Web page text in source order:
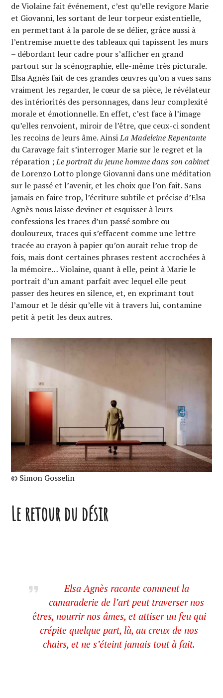
de Violaine fait événement, c’est qu’elle revigore Marie
et Giovanni, les sortant de leur torpeur existentielle,
en permettant à la parole de se délier, grâce aussi à
l’entremise muette des tableaux qui tapissent les murs
– débordant leur cadre pour s’afficher en grand
partout sur la scénographie, elle-même très picturale.
Elsa Agnès fait de ces grandes œuvres qu’on a vues sans
vraiment les regarder, le cœur de sa pièce, le révélateur
des intériorités des personnages, dans leur complexité
morale et émotionnelle. En effet, c’est face à l’image
qu’elles renvoient, miroir de l’être, que ceux-ci sondent
les recoins de leurs âme. AinsiLa Madeleine Repentante
du Caravage fait s’interroger Marie sur le regret et la
réparation ;Le portrait du jeune homme dans son cabinet
de Lorenzo Lotto plonge Giovanni dans une méditation
sur le passé et l’avenir, et les choix que l’on fait. Sans
jamais en faire trop, l’écriture subtile et précise d’Elsa
Agnès nous laisse deviner et esquisser à leurs
confessions les traces d’un passé sombre ou
douloureux, traces qui s’effacent comme une lettre
tracée au crayon à papier qu’on aurait relue trop de
fois, mais dont certaines phrases restent accrochées à
la mémoire… Violaine, quant à elle, peint à Marie le
portrait d’un amant parfait avec lequel elle peut
passer des heures en silence, et, en exprimant tout
l’amour et le désir qu’elle vit à travers lui, contamine
petit à petit les deux autres.
© Simon Gosselin
Le retour du désir
Elsa Agnès raconte comment la
camaraderie de l’art peut traverser nos
êtres, nourrir nos âmes, et attiser un feu qui
crépite quelque part, là, au creux de nos
chairs, et ne s’éteint jamais tout à fait.